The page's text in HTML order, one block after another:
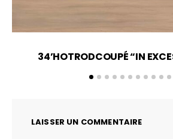
34’HOTRODCOUPÉ “IN
LAISSER UN COMMENTAIRE